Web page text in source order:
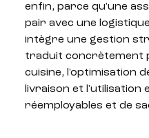
enfin, parce qu'une
pair avec une
intègre une gestion
traduit concrètement
cuisine, l'optimisation
livraison et l'utilisation
réemployables et de